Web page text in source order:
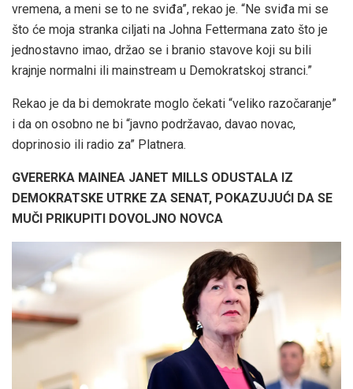
vremena, a meni se to ne sviđa”, rekao je. “Ne sviđa mi se
što će moja stranka ciljati na Johna Fettermana zato što je
jednostavno imao, držao se i branio stavove koji su bili
krajnje normalni ili mainstream u Demokratskoj stranci.”
Rekao je da bi demokrate moglo čekati “veliko razočaranje”
i da on osobno ne bi “javno podržavao, davao novac,
doprinosio ili radio za” Platnera.
GVERERKA MAINEA JANET MILLS ODUSTALA IZ
DEMOKRATSKE UTRKE ZA SENAT, POKAZUJUĆI DA SE
MUČI PRIKUPITI DOVOLJNO NOVCA